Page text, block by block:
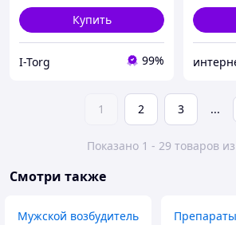
Купить
I-Torg 99%
1 2 3 ...
Показано 1 - 29 товаров
Смотри также
Мужской возбудитель